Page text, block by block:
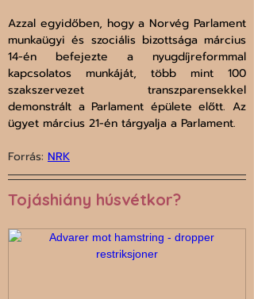
Azzal egyidőben, hogy a Norvég Parlament
munkaügyi és szociális bizottsága március
14-én befejezte a nyugdíjreformmal
kapcsolatos munkáját, több mint 100
szakszervezet transzparensekkel
demonstrált a Parlament épülete előtt. Az
ügyet március 21-én tárgyalja a Parlament.
Forrás: NRK
Tojáshiány húsvétkor?